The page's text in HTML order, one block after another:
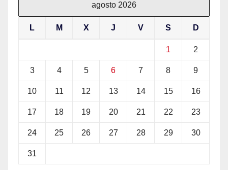
agosto 2026
L M X J V S D
1 2
3 4 5 6 7 8 9
10 11 12 13 14 15 16
17 18 19 20 21 22 23
24 25 26 27 28 29 30
31